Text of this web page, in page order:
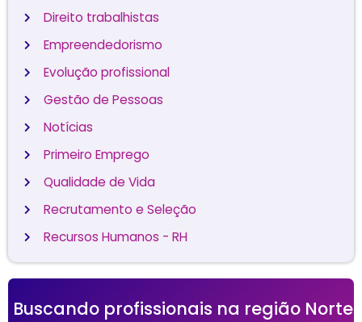
Direito trabalhistas
Empreendedorismo
Evolução profissional
Gestão de Pessoas
Notícias
Primeiro Emprego
Qualidade de Vida
Recrutamento e Seleção
Recursos Humanos - RH
Buscando profissionais na região Norte